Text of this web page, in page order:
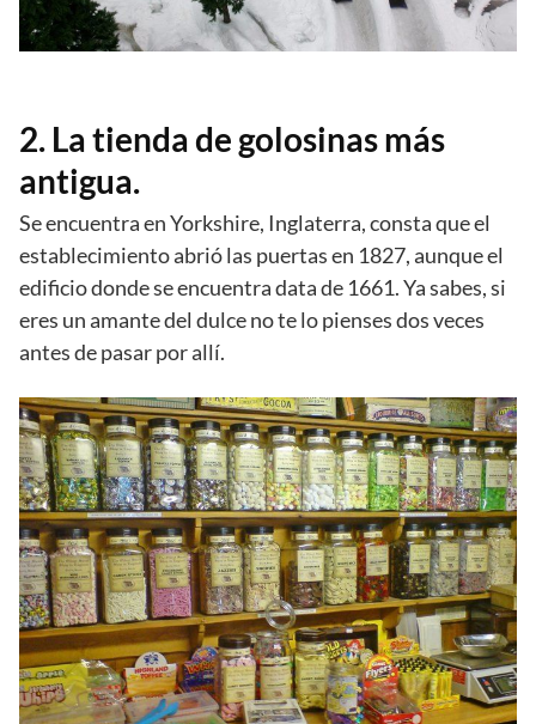
2. La tienda de golosinas más
antigua.
Se encuentra en Yorkshire, Inglaterra, consta que el
establecimiento abrió las puertas en 1827, aunque el
edificio donde se encuentra data de 1661. Ya sabes, si
eres un amante del dulce no te lo pienses dos veces
antes de pasar por allí.